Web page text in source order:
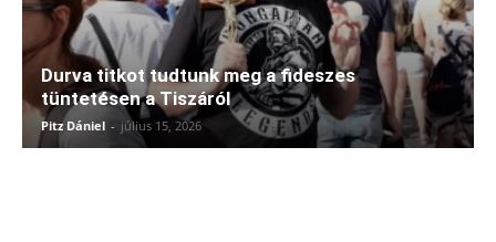
Durva titkot tudtunk meg a fideszes
tüntetésen a Tiszáról
Pitz Dániel - július 15, 2026